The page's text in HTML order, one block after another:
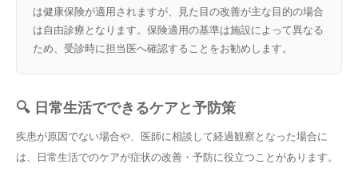
は健康保険が適用されますが、見た目の改善が主な目的の場合
は自由診療となります。保険適用の基準は施設によって異なる
ため、受診時に担当医へ確認することをお勧めします。
🔍 日常生活でできるケアと予防策
疾患が原因でない場合や、医師に相談して経過観察となった場合に
は、日常生活でのケアが症状の改善・予防に役立つことがあります。